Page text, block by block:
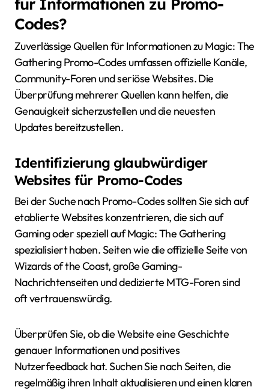
Codes?
Zuverlässige Quellen für Informationen zu Magic: The
Gathering Promo-Codes umfassen offizielle Kanäle,
Community-Foren und seriöse Websites. Die
Überprüfung mehrerer Quellen kann helfen, die
Genauigkeit sicherzustellen und die neuesten
Updates bereitzustellen.
Identifizierung glaubwürdiger
Websites für Promo-Codes
Bei der Suche nach Promo-Codes sollten Sie sich auf
etablierte Websites konzentrieren, die sich auf
Gaming oder speziell auf Magic: The Gathering
spezialisiert haben. Seiten wie die offizielle Seite von
Wizards of the Coast, große Gaming-
Nachrichtenseiten und dedizierte MTG-Foren sind
oft vertrauenswürdig.
Überprüfen Sie, ob die Website eine Geschichte
genauer Informationen und positives
Nutzerfeedback hat. Suchen Sie nach Seiten, die
regelmäßig ihren Inhalt aktualisieren und einen klaren